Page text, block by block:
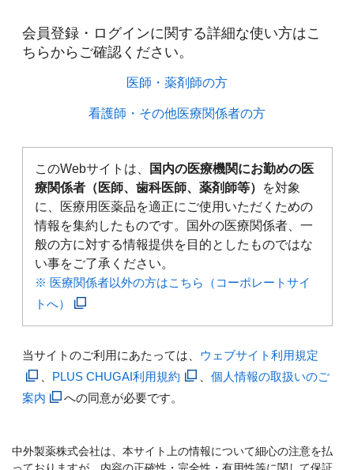
会員登録・ログインに関する詳細な使い方はこ
ちらからご確認ください。​
医師・薬剤師の方​
看護師・その他医療関係者の方​
このWebサイトは、
国内の医療機関にお勤めの医
療関係者（医師、歯科医師、薬剤師等）
を対象
に、医療用医薬品を適正にご使用いただくための
情報を集約したものです。国外の医療関係者、一
般の方に対する情報提供を目的としたものではな
い事をご了承ください。
※ 医療関係者以外の方はこちら（コーポレートサイ
トへ）
当サイトのご利用にあたっては、 ウェブサイト利用規定
PLUS CHUGAI利用規約
個人情報の取扱いのご
案内
への同意が必要です。
中外製薬株式会社は、本サイト上の情報について細心の注意を払
っておりますが、内容の正確性・完全性・有用性等に関して保証